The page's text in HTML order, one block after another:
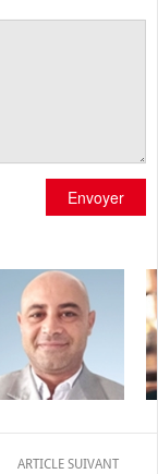
Envoyer
ARTICLE SUIVANT